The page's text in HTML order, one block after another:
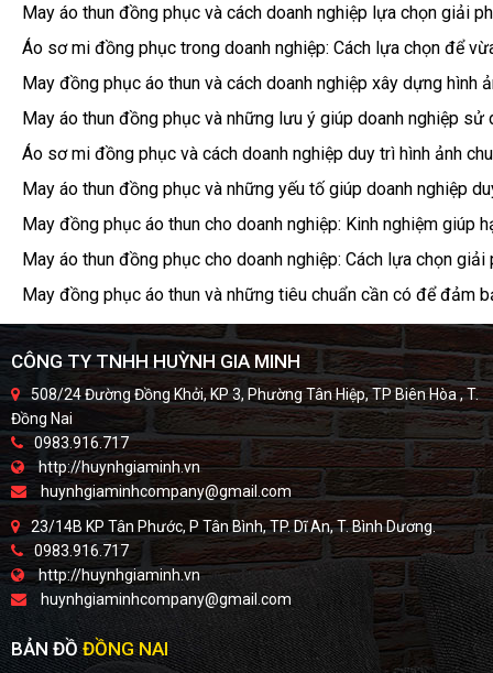
May áo thun đồng phục và cách doanh nghiệp lựa chọn giải
Áo sơ mi đồng phục trong doanh nghiệp: Cách lựa chọn để
May đồng phục áo thun và cách doanh nghiệp xây dựng hình
May áo thun đồng phục và những lưu ý giúp doanh nghiệp sử
Áo sơ mi đồng phục và cách doanh nghiệp duy trì hình ảnh
May áo thun đồng phục và những yếu tố giúp doanh nghiệp
May đồng phục áo thun cho doanh nghiệp: Kinh nghiệm giúp
May áo thun đồng phục cho doanh nghiệp: Cách lựa chọn
May đồng phục áo thun và những tiêu chuẩn cần có để đảm
CÔNG TY TNHH HUỲNH GIA MINH
508/24 Đường Đồng Khởi, KP 3, Phường Tân Hiệp, TP Biên Hòa , T.
Đồng Nai
0983.916.717
http://huynhgiaminh.vn
huynhgiaminhcompany@gmail.com
23/14B KP Tân Phước, P Tân Bình, TP. Dĩ An, T. Bình Dương.
0983.916.717
http://huynhgiaminh.vn
huynhgiaminhcompany@gmail.com
BẢN ĐỒĐỒNG NAI